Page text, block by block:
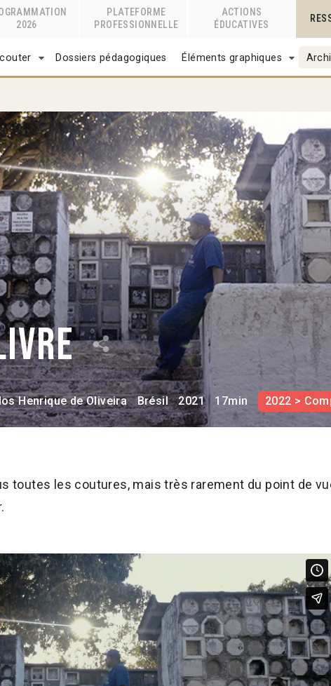
2026
PLATEFORME
PROFESSIONNELLE
ACTIONS
ÉDUCATIVES
Dossiers pédagogiques Éléments graphiques
livre
Henrique de Oliveira Brésil 2021 17min 2022 >
toutes les coutures, mais très rarement du point de